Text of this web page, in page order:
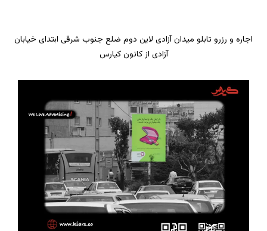
اجاره و رزرو تابلو میدان آزادی لاین دوم ضلع جنوب شرقی ابتدای خیابان
آزادی از کانون کیارس